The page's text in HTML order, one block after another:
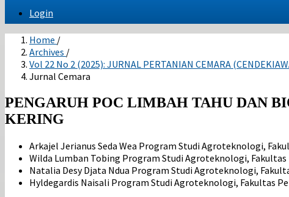
Login
Home /
Archives /
Vol 22 No 2 (2025): JURNAL PERTANIAN CEMARA
Jurnal Cemara
PENGARUH POC LIMBAH TAHU DAN
KERING
Arkajel Jerianus Seda Wea Program Studi Agroteknologi,
Wilda Lumban Tobing Program Studi Agroteknologi,
Natalia Desy Djata Ndua Program Studi Agroteknologi,
Hyldegardis Naisali Program Studi Agroteknologi, Fakultas